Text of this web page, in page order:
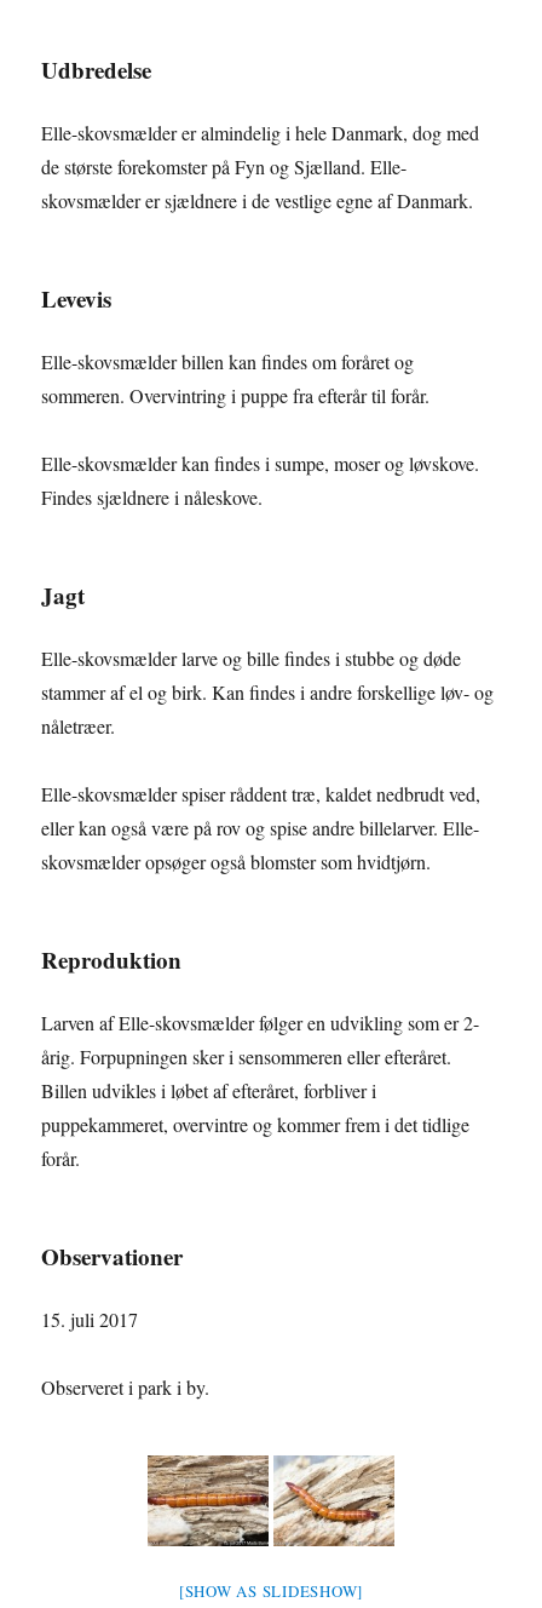
Udbredelse
Elle-skovsmælder er almindelig i hele Danmark, dog med
de største forekomster på Fyn og Sjælland. Elle-
skovsmælder er sjældnere i de vestlige egne af Danmark.
Levevis
Elle-skovsmælder billen kan findes om foråret og
sommeren. Overvintring i puppe fra efterår til forår.
Elle-skovsmælder kan findes i sumpe, moser og løvskove.
Findes sjældnere i nåleskove.
Jagt
Elle-skovsmælder larve og bille findes i stubbe og døde
stammer af el og birk. Kan findes i andre forskellige løv- og
nåletræer.
Elle-skovsmælder spiser råddent træ, kaldet nedbrudt ved,
eller kan også være på rov og spise andre billelarver. Elle-
skovsmælder opsøger også blomster som hvidtjørn.
Reproduktion
Larven af Elle-skovsmælder følger en udvikling som er 2-
årig. Forpupningen sker i sensommeren eller efteråret.
Billen udvikles i løbet af efteråret, forbliver i
puppekammeret, overvintre og kommer frem i det tidlige
forår.
Observationer
15. juli 2017
Observeret i park i by.
[SHOW AS SLIDESHOW]